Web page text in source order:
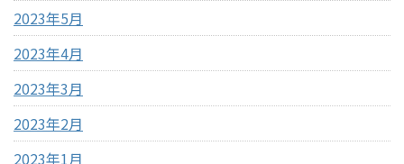
2023年5月
2023年4月
2023年3月
2023年2月
2023年1月